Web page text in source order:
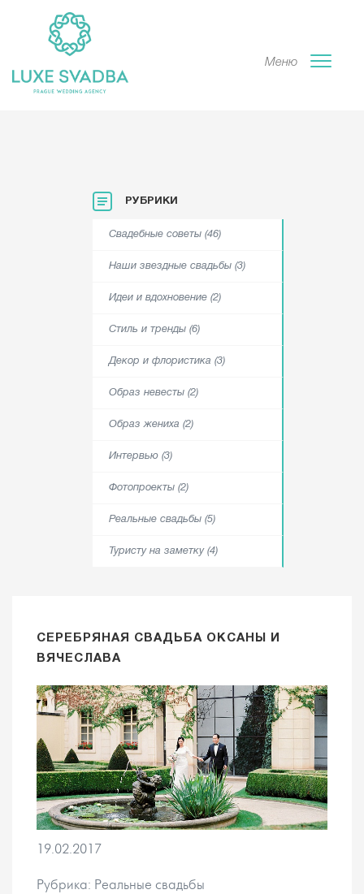
Меню
РУБРИКИ
Свадебные советы (46)
Наши звездные свадьбы (3)
Идеи и вдохновение (2)
Стиль и тренды (6)
Декор и флористика (3)
Образ невесты (2)
Образ жениха (2)
Интервью (3)
Фотопроекты (2)
Реальные свадьбы (5)
Туристу на заметку (4)
СЕРЕБРЯНАЯ СВАДЬБА ОКСАНЫ И
ВЯЧЕСЛАВА
19.02.2017
Рубрика: Реальные свадьбы